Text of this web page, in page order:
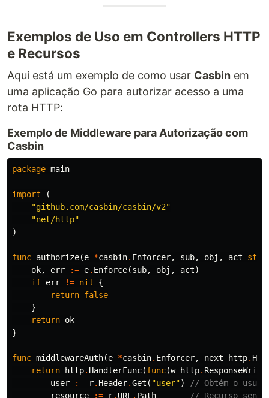
Exemplos de Uso em Controllers HTTP
e Recursos
Aqui está um exemplo de como usar Casbin em
uma aplicação Go para autorizar acesso a uma
rota HTTP:
Exemplo de Middleware para Autorização com
Casbin
package main
import
(
"github.com/casbin/casbin/v2"
"net/http"
)
func authorize(e *casbin. Enforcer, sub, obj , act
ok, err := e. Enforce(sub, obj , act)
if err != nil
{
return false
}
return ok
}
func middlewareAuth(e *casbin. Enforcer, next http.
return
http. HandlerFunc(func(w http.
user
:= r. Header.Get ( "user")
// Obtém o
resource
:= r. URL . Path // Recurso sendo